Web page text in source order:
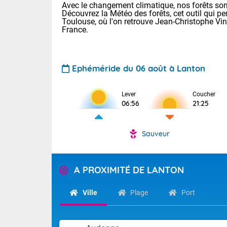
Pour la
devrait
Tendance
Avec le changement climatique, nos forêts
Découvrez la Météo des forêts, cet outil qui
Toulouse, où l'on retrouve Jean-Christophe
France.
Ephéméride du 06 août à Lanton
Lever
06:56
Coucher
21:25
Sauveur
A PROXIMITÉ DE LANTON
Ville Plage Port
Voici les
: 18/23 Paris
Clermont-
Lille : 19/24
Cet après-
Risque
du-Sud
Sur le Sud-